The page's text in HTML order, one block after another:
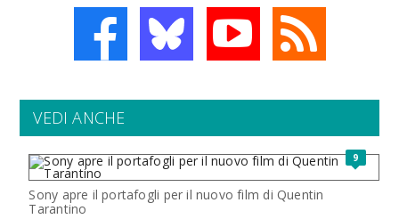
VEDI ANCHE
9
Sony apre il portafogli per il nuovo film di Quentin
Tarantino